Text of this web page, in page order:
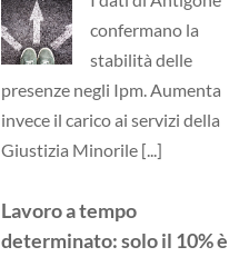
confermano la
stabilità delle
presenze negli Ipm. Aumenta
invece il carico ai servizi della
Giustizia Minorile [...]
Lavoro a tempo
determinato: solo il 10% è